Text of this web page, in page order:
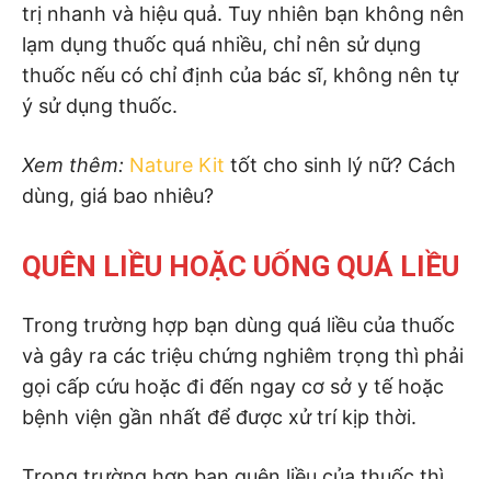
trị nhanh và hiệu quả. Tuy nhiên bạn không nên
lạm dụng thuốc quá nhiều, chỉ nên sử dụng
thuốc nếu có chỉ định của bác sĩ, không nên tự
ý sử dụng thuốc.
Xem thêm: Nature Kit tốt cho sinh lý nữ? Cách
dùng, giá bao nhiêu?
QUÊN LIỀU HOẶC UỐNG QUÁ LIỀU
Trong trường hợp bạn dùng quá liều của thuốc
và gây ra các triệu chứng nghiêm trọng thì phải
gọi cấp cứu hoặc đi đến ngay cơ sở y tế hoặc
bệnh viện gần nhất để được xử trí kịp thời.